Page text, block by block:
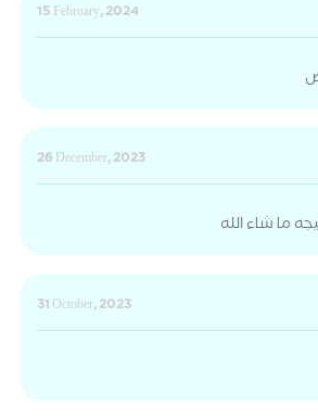
15 February, 2024
26 December, 2023
ما شاء الله
31 October, 2023